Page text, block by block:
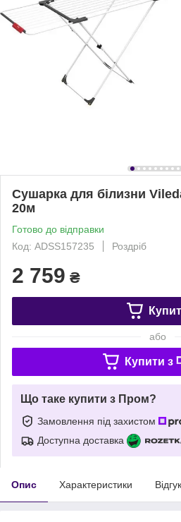
Сушарка для білизни
20м
Готово до відправки
Код: ADSS157235
Роздріб
2 759 ₴
або
Купити з
Що таке купити з Пром?
Замовлення під захистом
Доступна доставка
Опис Характеристики